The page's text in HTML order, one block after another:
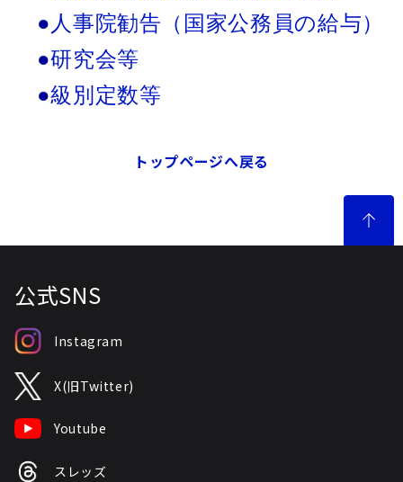
● 人事院勧告（国家公務員の給与）
●研究会等
●級別定数等
トップページへ戻る
公式SNS
Instagram
X(旧Twitter)
Youtube
スレッズ